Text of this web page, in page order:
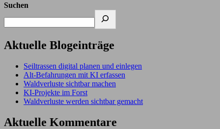
Suchen
Aktuelle Blogeinträge
Seiltrassen digital planen und einlegen
Alt-Befahrungen mit KI erfassen
Waldverluste sichtbar machen
KI-Projekte im Forst
Waldverluste werden sichtbar gemacht
Aktuelle Kommentare